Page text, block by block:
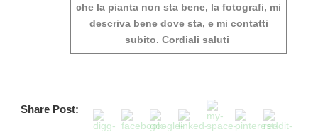
che la pianta non sta bene, la fotografi, mi
descriva bene dove sta, e mi contatti
subito. Cordiali saluti
Share Post: